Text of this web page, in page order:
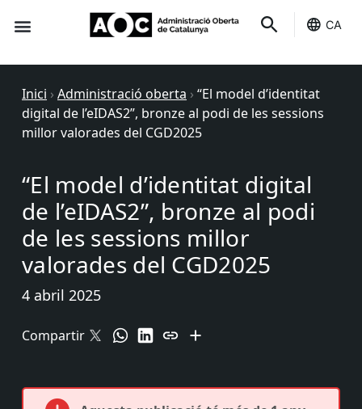
CA
Inici › Administració oberta › “El model d’identitat
digital de l’eIDAS2”, bronze al podi de les sessions
millor valorades del CGD2025
“El model d’identitat digital
de l’eIDAS2”, bronze al podi
de les sessions millor
valorades del CGD2025
4 abril 2025
Compartir